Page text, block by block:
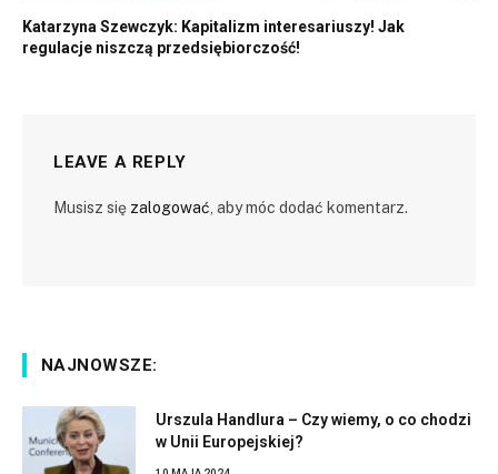
Katarzyna Szewczyk: Kapitalizm interesariuszy! Jak
regulacje niszczą przedsiębiorczość!
LEAVE A REPLY
Musisz się zalogować, aby móc dodać komentarz.
NAJNOWSZE:
Urszula Handlura – Czy wiemy, o co chodzi
w Unii Europejskiej?